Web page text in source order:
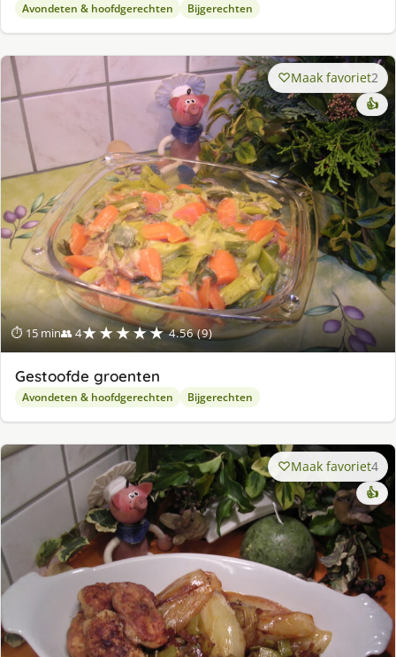
Avondeten & hoofdgerechten Bijgerechten
⏱ 15 min👥 4★★★★★ 4.56 (9)
Maak favoriet2
👍
Gestoofde groenten
Avondeten & hoofdgerechten Bijgerechten
Maak favoriet4
👍